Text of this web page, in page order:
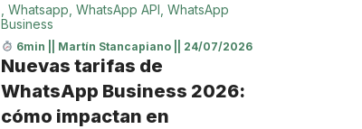
Whatsapp WhatsApp API WhatsApp
Business
6min Martín Stancapiano 24/07/2026
Nuevas tarifas de
WhatsApp Business 2026:
cómo impactan en